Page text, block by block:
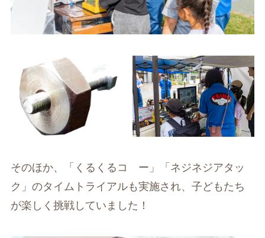
そのほか、「くるくるコ゚ー」「ネジネジアタッ
ク」のタイムトライアルも実施され、子どもたち
が楽しく挑戦していました！